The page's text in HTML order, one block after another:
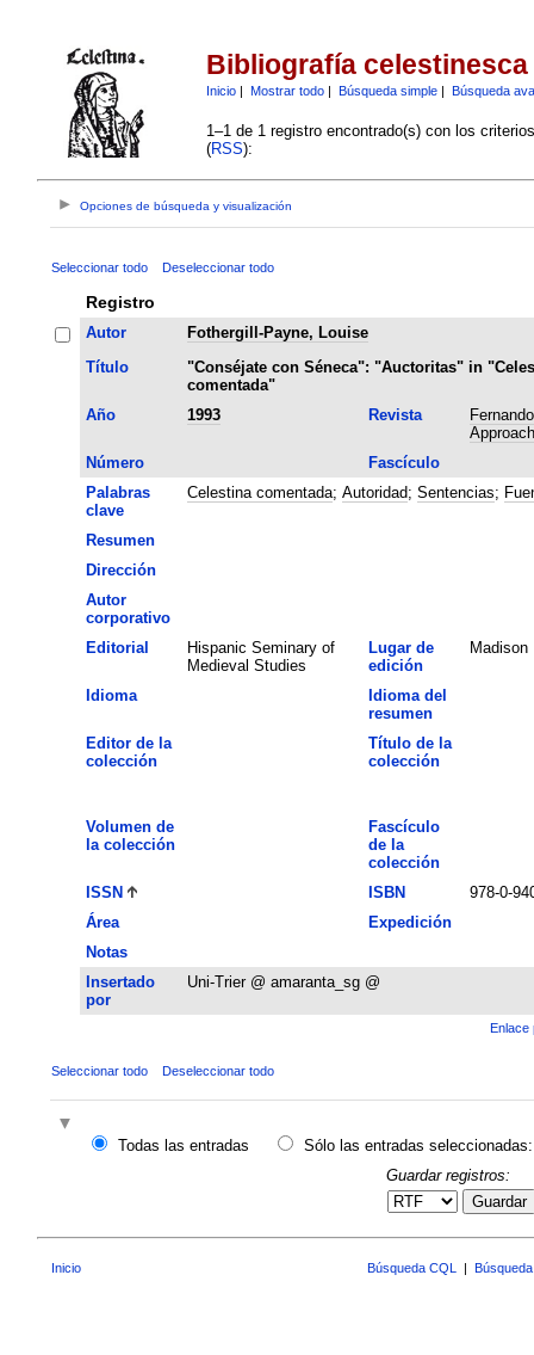
Bibliografía celestinesca
Inicio| Mostrar todo| Búsqueda simple| Búsqueda
1–1 de 1 registro encontrado(s) con los
(RSS):
Opciones de búsqueda y visualización
Seleccionar todo Deseleccionar todo
Registro
Autor
Fothergill-Payne, Louise
Título
"Conséjate con Séneca": "Auctoritas" in
comentada"
Año
1993 Revista
Número
Fascículo
Palabras
clave
Celestina comentada; Autoridad; Sentencias;
Resumen
Dirección
Autor
corporativo
Editorial
Hispanic Seminary of
Medieval Studies
Lugar de
edición
Madison
Idioma
Idioma del
resumen
Editor de la
colección
Título de la
colección
Volumen de
la colección
Fascículo
de la
colección
ISSN
ISBN
978-0-
Área
Expedición
Notas
Insertado
por
Uni-Trier @ amaranta_sg @
Enlace
Seleccionar todo Deseleccionar todo
Todas las entradas
Sólo las entradas seleccionadas:
Guardar registros:
Guardar
Inicio Búsqueda CQL